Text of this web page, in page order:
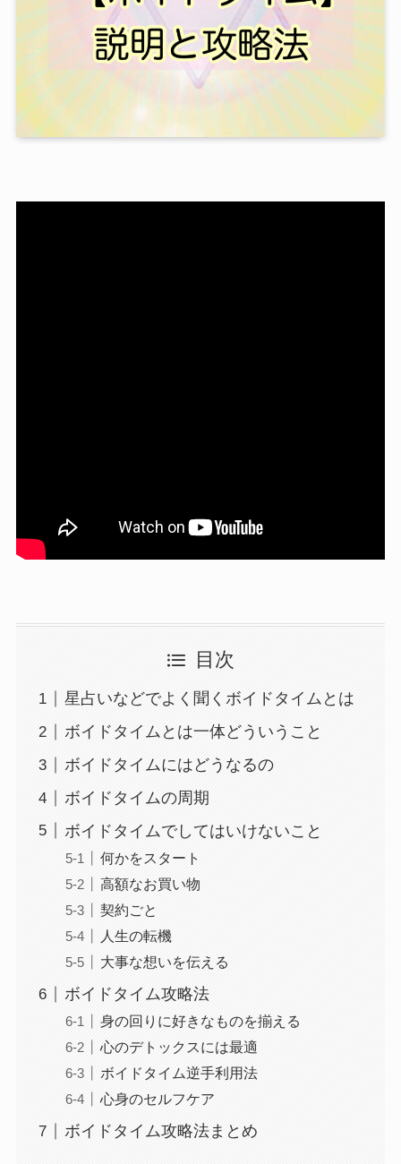
目次
星占いなどでよく聞くボイドタイムとは
ボイドタイムとは一体どういうこと
ボイドタイムにはどうなるの
ボイドタイムの周期
ボイドタイムでしてはいけないこと
何かをスタート
高額なお買い物
契約ごと
人生の転機
大事な想いを伝える
ボイドタイム攻略法
身の回りに好きなものを揃える
心のデトックスには最適
ボイドタイム逆手利用法
心身のセルフケア
ボイドタイム攻略法まとめ